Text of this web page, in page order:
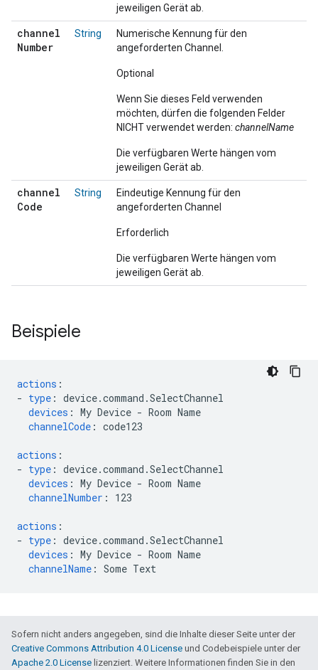
jeweiligen Gerät ab.
channel
Number
String
Numerische Kennung für den
angeforderten Channel.
Optional
Wenn Sie dieses Feld verwenden
möchten, dürfen die folgenden Felder
NICHT verwendet werden: channelName
Die verfügbaren Werte hängen vom
jeweiligen Gerät ab.
channel
Code
String
Eindeutige Kennung für den
angeforderten Channel
Erforderlich
Die verfügbaren Werte hängen vom
jeweiligen Gerät ab.
Beispiele
actions :
- type : device.command.SelectChannel
devices : My Device - Room Name
channelCode : code123
actions :
- type : device.command.SelectChannel
devices : My Device - Room Name
channelNumber : 123
actions :
- type : device.command.SelectChannel
devices : My Device - Room Name
channelName : Some Text
Sofern nicht anders angegeben, sind die Inhalte dieser Seite unter der
Creative Commons Attribution 4.0 License und Codebeispiele unter der
Apache 2.0 License lizenziert. Weitere Informationen finden Sie in den